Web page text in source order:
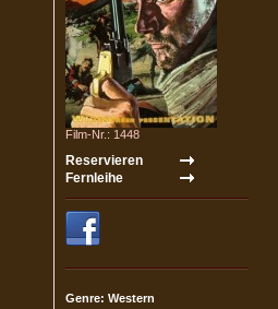
Film-Nr.: 1448
Genre: Western